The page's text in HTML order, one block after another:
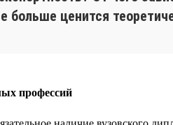
больше ценится
профессий